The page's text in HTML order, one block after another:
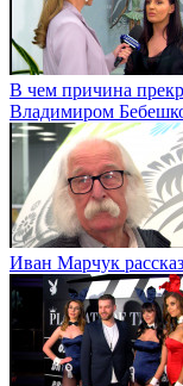
В чем причина
Владимиром
Иван Марчук